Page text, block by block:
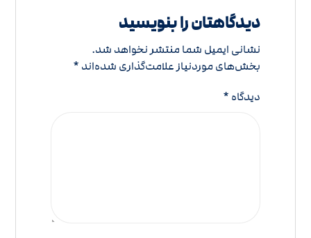
دیدگاهتان را بنویسید
نشانی ایمیل شما منتشر نخواهد شد.
بخش‌های موردنیاز علامت‌گذاری شده‌اند *
دیدگاه *